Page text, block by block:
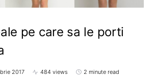
pe care sa le porti
2017 484 views 2 minute read